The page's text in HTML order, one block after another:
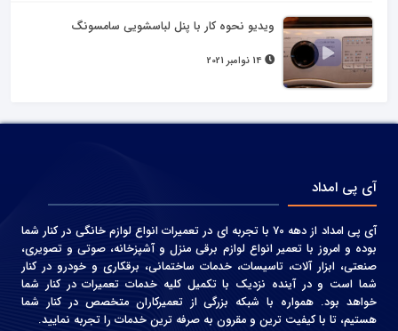
ویدیو نحوه کار با پنل لباسشویی سامسونگ
آی پی امداد
آی پی امداد از دهه 70 با تجربه ای در تعمیرات انواع لوازم خانگی در کنار شما
بوده و امروز با تعمیر انواع لوازم برقی منزل و آشپزخانه، صوتی و‌ تصویری،
صنعتی، ابزار آلات، تاسیسات، خدمات ساختمانی، برقکاری و خودرو در کنار
شما است و در آینده نزدیک با تکمیل کلیه خدمات تعمیرات در کنار شما
خواهد بود. همواره با شبکه بزرگی از تعمیرکاران متخصص در کنار شما
هستیم، تا با کیفیت ترین و مقرون به صرفه ترین خدمات را تجربه نمایید.